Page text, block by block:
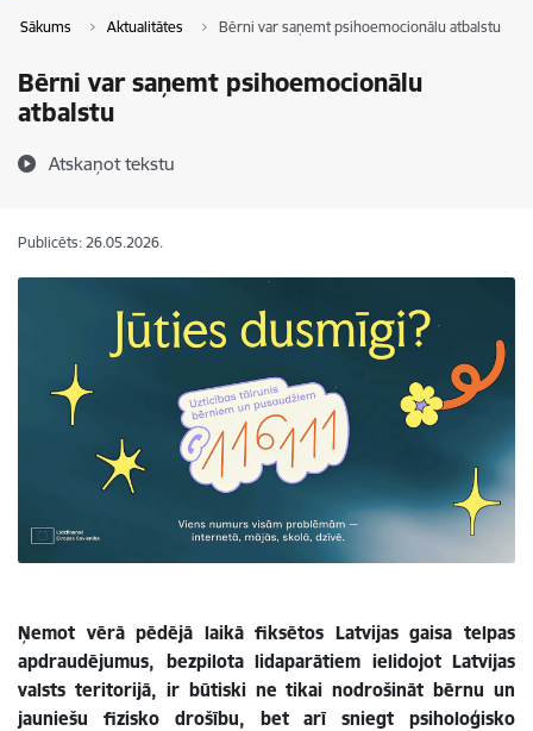
Sākums Aktualitātes Bērni var saņemt psihoemocionālu atbalstu
Bērni var saņemt psihoemocionālu
atbalstu
Atskaņot tekstu
Publicēts: 26.05.2026.
Ņemot vērā pēdējā laikā fiksētos Latvijas gaisa telpas
apdraudējumus, bezpilota lidaparātiem ielidojot Latvijas
valsts teritorijā, ir būtiski ne tikai nodrošināt bērnu un
jauniešu fizisko drošību, bet arī sniegt psiholoģisko